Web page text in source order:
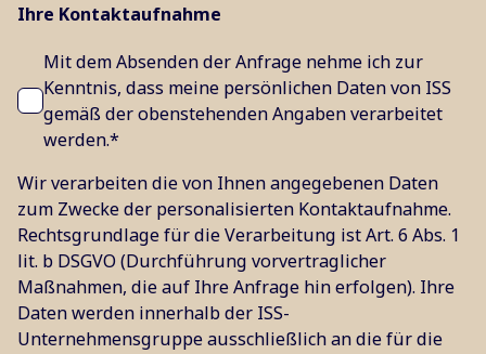
Ihre Kontaktaufnahme
Mit dem Absenden der Anfrage nehme ich zur
Kenntnis, dass meine persönlichen Daten von ISS
gemäß der obenstehenden Angaben verarbeitet
werden.*
Wir verarbeiten die von Ihnen angegebenen Daten
zum Zwecke der personalisierten Kontaktaufnahme.
Rechtsgrundlage für die Verarbeitung ist Art. 6 Abs. 1
lit. b DSGVO (Durchführung vorvertraglicher
Maßnahmen, die auf Ihre Anfrage hin erfolgen). Ihre
Daten werden innerhalb der ISS-
Unternehmensgruppe ausschließlich an die für die